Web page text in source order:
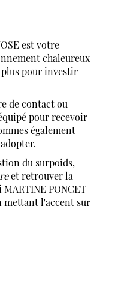
est votre
chaleureux
plus pour investir
de contact ou
pour recevoir
également
du surpoids,
et retrouver la
PONCET
mettant l'accent sur